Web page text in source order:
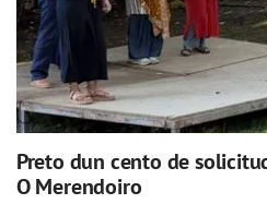
Preto dun cento de
O Merendoiro